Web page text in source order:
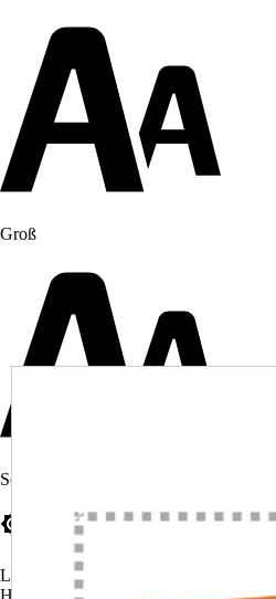
Groß
Sehr groß
Theme-Einstellungen
Light Theme